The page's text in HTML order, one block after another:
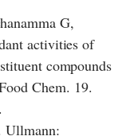
G,
activities of
compounds
Chem. 19.
Ullmann: